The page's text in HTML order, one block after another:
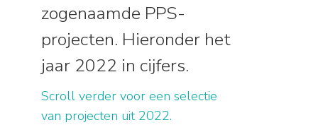
zogenaamde PPS-
projecten. Hieronder het
jaar 2022 in cijfers.
Scroll verder voor een selectie
van projecten uit 2022.